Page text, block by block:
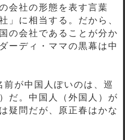
会社の形態を表す言葉
」に相当する。だから、
の会社であることが分か
ーディ・ママの黒幕は中
が中国人ぽいのは、巡
だ。中国人（外国人）が
疑問だが、原正春はかな